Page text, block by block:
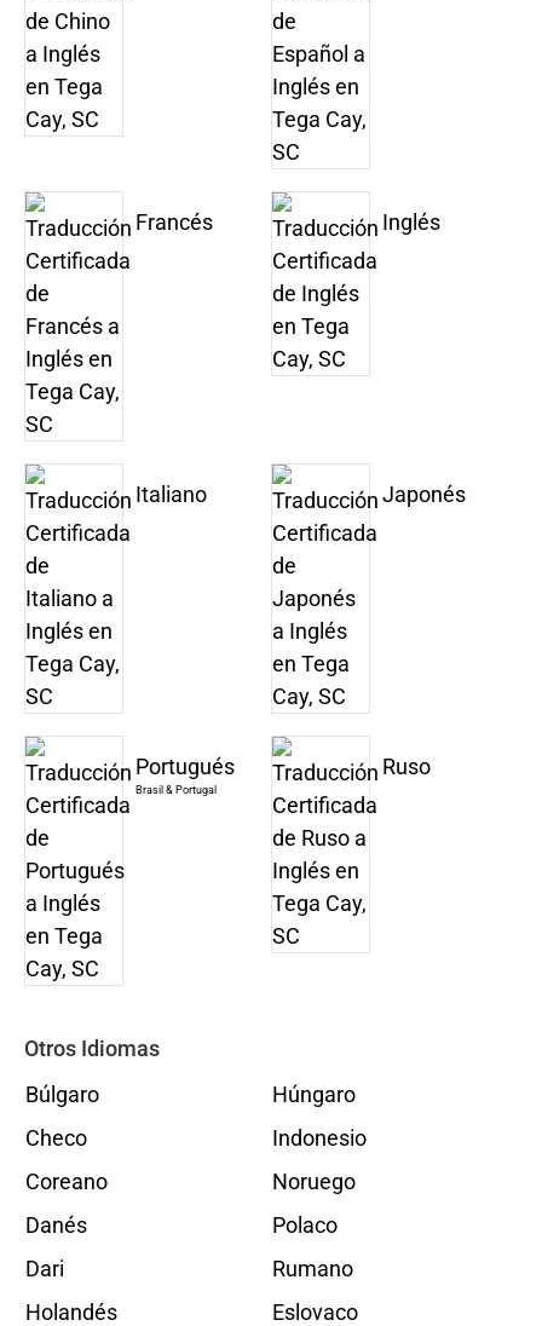
Francés Inglés
Italiano Japonés
Portugués
Brasil & Portugal
Ruso
Otros Idiomas
Búlgaro
Checo
Coreano
Danés
Dari
Holandés
Húngaro
Indonesio
Noruego
Polaco
Rumano
Eslovaco